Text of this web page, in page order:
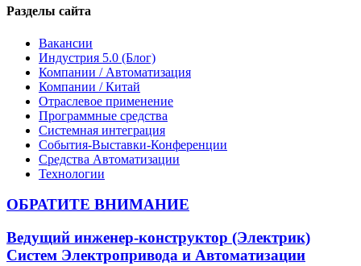
Разделы сайта
Вакансии
Индустрия 5.0 (Блог)
Компании / Автоматизация
Компании / Китай
Отраслевое применение
Программные средства
Системная интеграция
События-Выставки-Конференции
Средства Автоматизации
Технологии
ОБРАТИТЕ ВНИМАНИЕ
Ведущий инженер-конструктор (Электрик)
Систем Электропривода и Автоматизации